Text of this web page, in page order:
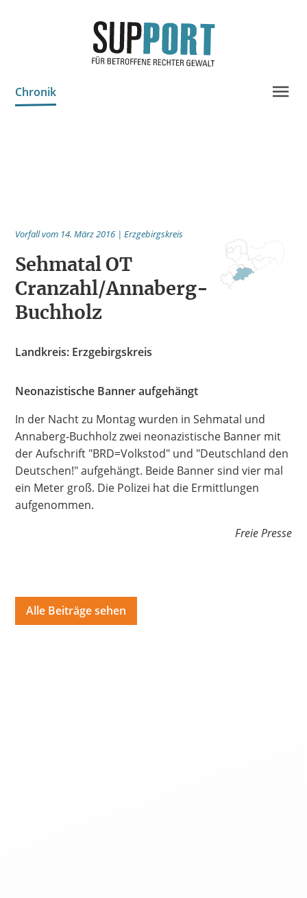
Chronik
Publikationen
Bildungsangebote
Spenden
Hate Speech
Deutsch العربية English
Italiano
Kurdí فارسی Polski
Português
Русский
Español ትግርኛ Türkçe Việt
Vorfall vom 14. März 2016 | Erzgebirgskreis
Sehmatal OT
Cranzahl/Annaberg-
Buchholz
Landkreis: Erzgebirgskreis
Neonazistische Banner aufgehängt
In der Nacht zu Montag wurden in Sehmatal und
Annaberg-Buchholz zwei neonazistische Banner mit
der Aufschrift "BRD=Volkstod" und "Deutschland den
Deutschen!" aufgehängt. Beide Banner sind vier mal
ein Meter groß. Die Polizei hat die Ermittlungen
aufgenommen.
Freie Presse
Alle Beiträge sehen